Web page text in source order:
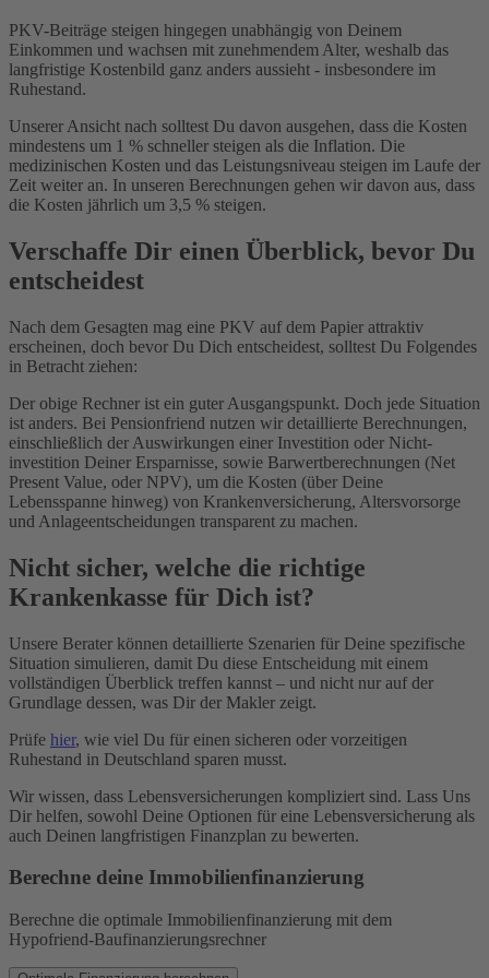
PKV-Beiträge steigen hingegen unabhängig von Deinem
Einkommen und wachsen mit zunehmendem Alter, weshalb das
langfristige Kostenbild ganz anders aussieht - insbesondere im
Ruhestand.
Unserer Ansicht nach solltest Du davon ausgehen, dass die Kosten
mindestens um 1 % schneller steigen als die Inflation. Die
medizinischen Kosten und das Leistungsniveau steigen im Laufe der
Zeit weiter an. In unseren Berechnungen gehen wir davon aus, dass
die Kosten jährlich um 3,5 % steigen.
Verschaffe Dir einen Überblick, bevor Du
entscheidest
Nach dem Gesagten mag eine PKV auf dem Papier attraktiv
erscheinen, doch bevor Du Dich entscheidest, solltest Du Folgendes
in Betracht ziehen:
Der obige Rechner ist ein guter Ausgangspunkt. Doch jede Situation
ist anders. Bei Pensionfriend nutzen wir detaillierte Berechnungen,
einschließlich der Auswirkungen einer Investition oder Nicht-
investition Deiner Ersparnisse, sowie Barwertberechnungen (Net
Present Value, oder NPV), um die Kosten (über Deine
Lebensspanne hinweg) von Krankenversicherung, Altersvorsorge
und Anlageentscheidungen transparent zu machen.
Nicht sicher, welche die richtige
Krankenkasse für Dich ist?
Unsere Berater können detaillierte Szenarien für Deine spezifische
Situation simulieren, damit Du diese Entscheidung mit einem
vollständigen Überblick treffen kannst – und nicht nur auf der
Grundlage dessen, was Dir der Makler zeigt.
Prüfe hier, wie viel Du für einen sicheren oder vorzeitigen
Ruhestand in Deutschland sparen musst.
Wir wissen, dass Lebensversicherungen kompliziert sind. Lass Uns
Dir helfen, sowohl Deine Optionen für eine Lebensversicherung als
auch Deinen langfristigen Finanzplan zu bewerten.
Berechne deine Immobilienfinanzierung
Berechne die optimale Immobilienfinanzierung mit dem
Hypofriend-Baufinanzierungsrechner